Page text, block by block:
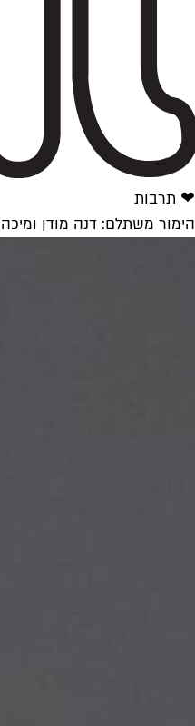
❤ תרבות
הימור משתלם: דנה מודן